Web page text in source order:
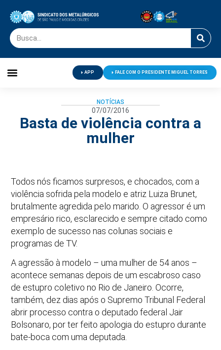
APP FALE COM O PRESIDENTE MIGUEL TORRES
NOTÍCIAS
07/07/2016
Basta de violência contra a
mulher
Todos nós ficamos surpresos, e chocados, com a
violência sofrida pela modelo e atriz Luiza Brunet,
brutalmente agredida pelo marido. O agressor é um
empresário rico, esclarecido e sempre citado como
exemplo de sucesso nas colunas sociais e
programas de TV.
A agressão à modelo – uma mulher de 54 anos –
acontece semanas depois de um escabroso caso
de estupro coletivo no Rio de Janeiro. Ocorre,
também, dez dias após o Supremo Tribunal Federal
abrir processo contra o deputado federal Jair
Bolsonaro, por ter feito apologia do estupro durante
bate-boca com uma deputada.